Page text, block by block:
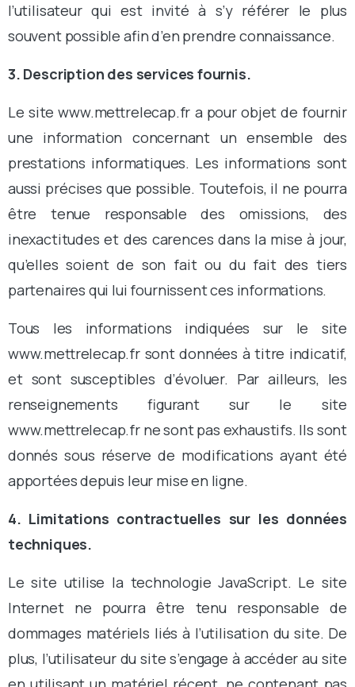
l’utilisateur qui est invité à s’y référer le plus
souvent possible afin d’en prendre connaissance.
3. Description des services fournis.
Le site www.mettrelecap.fr a pour objet de fournir
une information concernant un ensemble des
prestations informatiques. Les informations sont
aussi précises que possible. Toutefois, il ne pourra
être tenue responsable des omissions, des
inexactitudes et des carences dans la mise à jour,
qu’elles soient de son fait ou du fait des tiers
partenaires qui lui fournissent ces informations.
Tous les informations indiquées sur le site
www.mettrelecap.fr sont données à titre indicatif,
et sont susceptibles d’évoluer. Par ailleurs, les
renseignements figurant sur le site
www.mettrelecap.fr ne sont pas exhaustifs. Ils sont
donnés sous réserve de modifications ayant été
apportées depuis leur mise en ligne.
4. Limitations contractuelles sur les données
techniques.
Le site utilise la technologie JavaScript. Le site
Internet ne pourra être tenu responsable de
dommages matériels liés à l’utilisation du site. De
plus, l’utilisateur du site s’engage à accéder au site